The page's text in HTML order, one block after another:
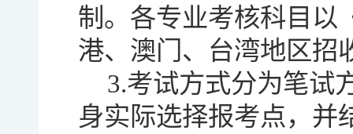
制。各专业考核科目以
港、澳门、台湾地区招
3.考试方式分为笔试
身实际选择报考点，并